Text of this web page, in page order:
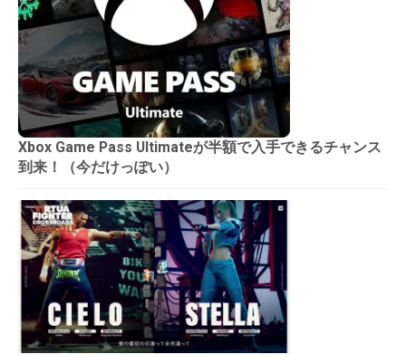
Xbox Game Pass Ultimateが半額で入手できるチャンス
到来！（今だけっぽい）